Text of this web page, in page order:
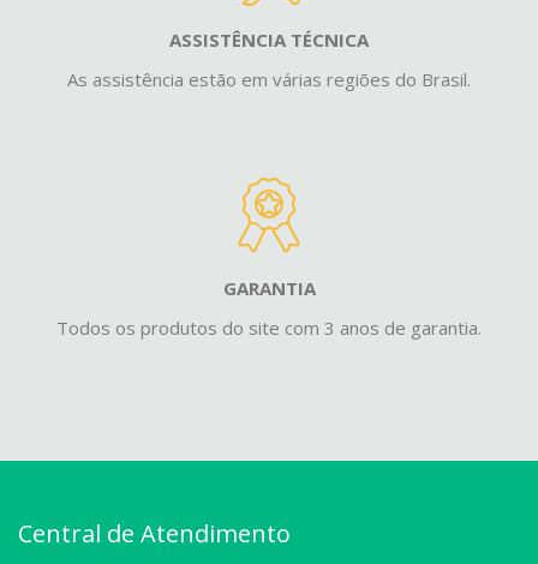
ASSISTÊNCIA TÉCNICA
As assistência estão em várias regiões do Brasil.
GARANTIA
Todos os produtos do site com 3 anos de garantia.
Central de Atendimento